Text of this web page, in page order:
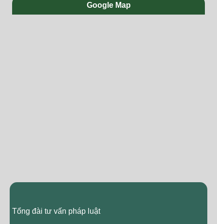
Google Map
Tổng đài tư vấn pháp luật